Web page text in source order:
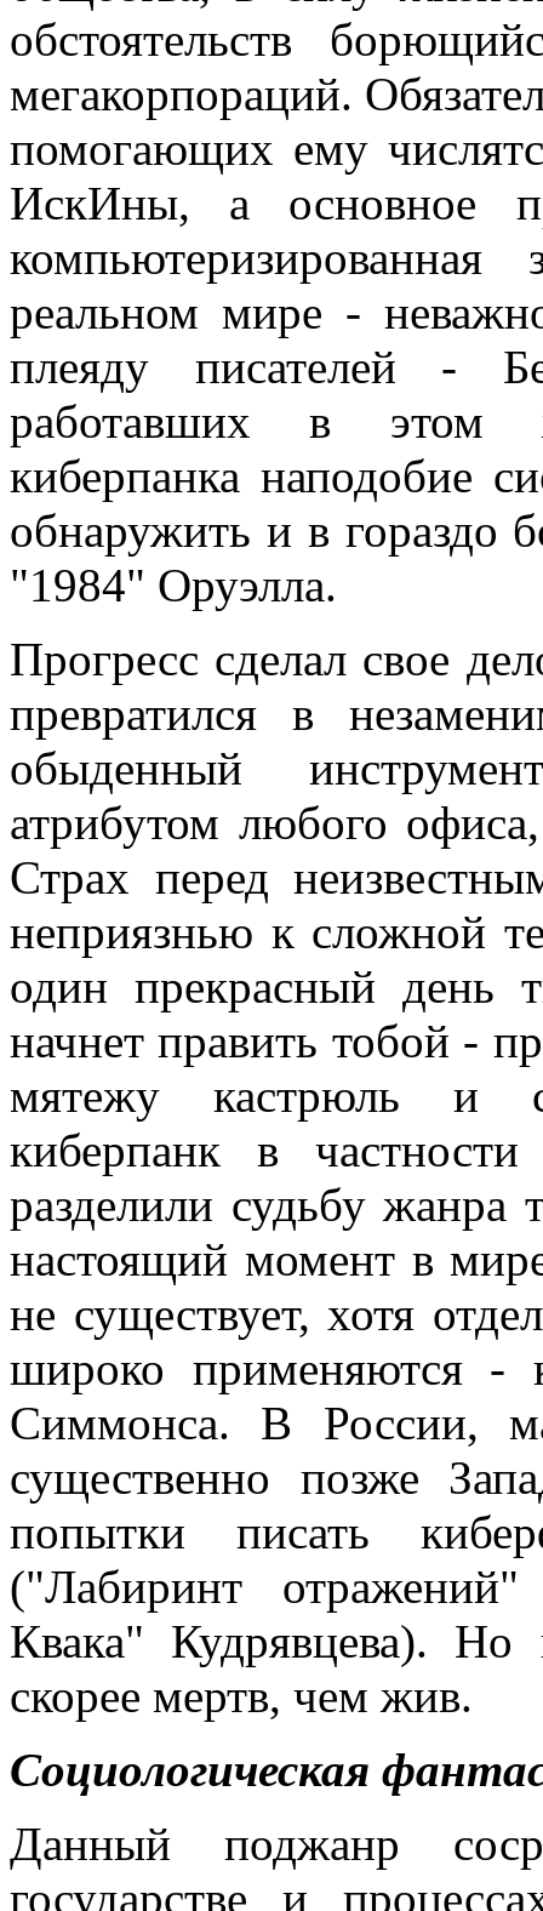
обстоятельств
мегакорпораций.
помогающих ему
ИскИны, а основное
реальном мире -
плеяду писателей -
работавших в этом
киберпанка наподобие
обнаружить и в гораздо
"1984" Оруэлла.
Прогресс сделал свое
превратился в
обыденный
атрибутом любого
Страх перед
неприязнью к сложной
один прекрасный день
начнет править тобой -
мятежу кастрюль и
киберпанк в
разделили судьбу жанра
настоящий момент в
не существует, хотя
широко применяются -
Симмонса. В России,
существенно позже
попытки писать
("Лабиринт
Квака" Кудрявцева).
скорее мертв, чем жив.
Социологическая
Данный поджанр
государстве и